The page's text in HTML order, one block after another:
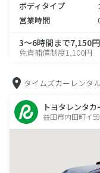
ボディタイプ
営業時間
3～6時間まで7,150円
免責補償制度1,100円
タイムズカーレンタ
トヨタレンタ
益田市内田町イ